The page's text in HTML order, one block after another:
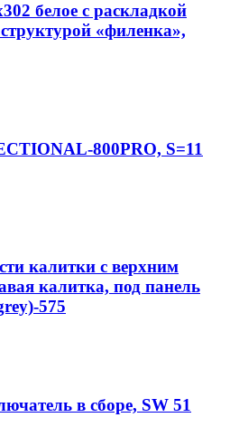
белое с раскладкой
«филенка»,
800PRO, S=11
калитки с верхним
калитка, под панель
575
в сборе, SW 51